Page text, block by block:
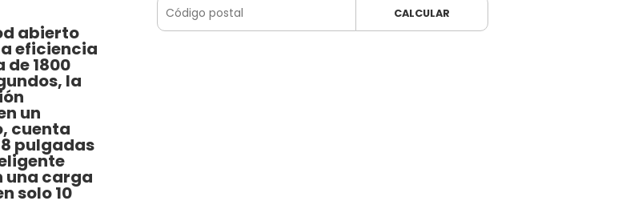
abierto
eficiencia
1800
la
un
cuenta
pulgadas
una carga
solo 10
CALCULAR